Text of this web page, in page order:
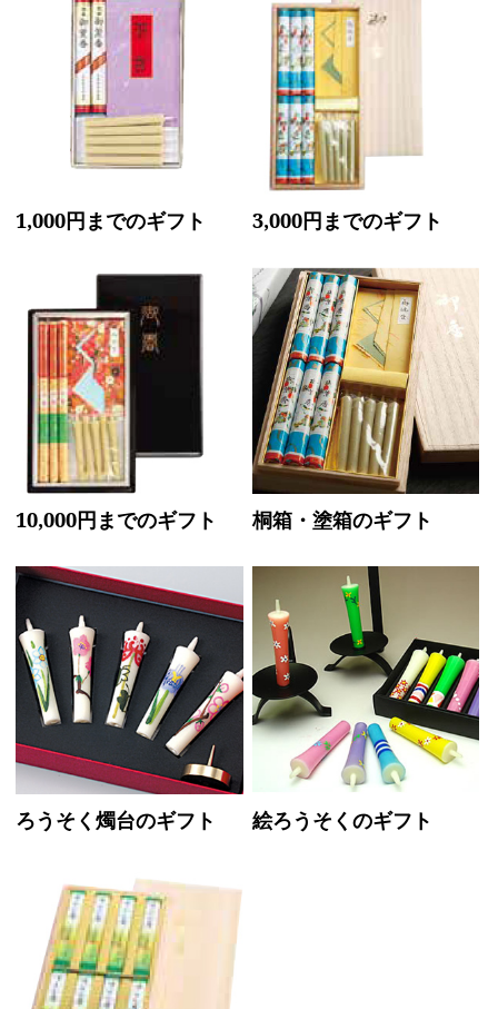
1,000円までのギフト 3,000円までのギフト
10,000円までのギフト 桐箱・塗箱のギフト
ろうそく燭台のギフト 絵ろうそくのギフト